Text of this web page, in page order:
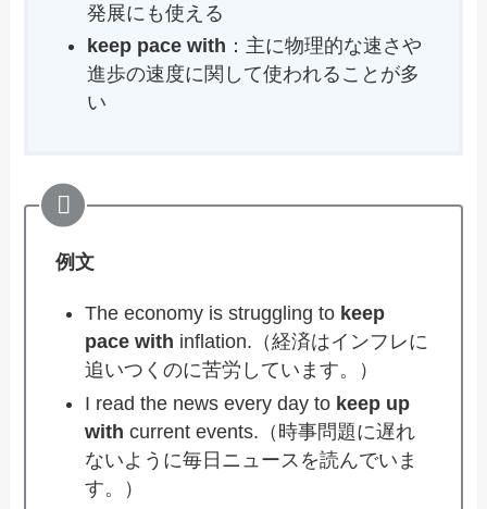
発展にも使える
keep pace with ：主に物理的な速さや
進歩の速度に関して使われることが多
い
例文
The economy is struggling to keep
pace with inflation.（経済はインフレに
追いつくのに苦労しています。）
I read the news every day to keep up
with current events.（時事問題に遅れ
ないように毎日ニュースを読んでいま
す。）